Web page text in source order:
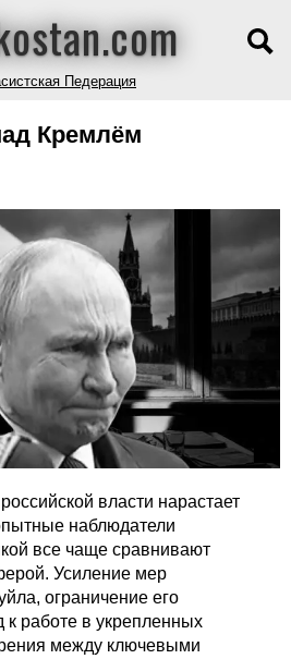
Педерация
Кремлём
власти нарастает
наблюдатели
все чаще сравнивают
Усиление мер
ограничение его
работе в укрепленных
между ключевыми